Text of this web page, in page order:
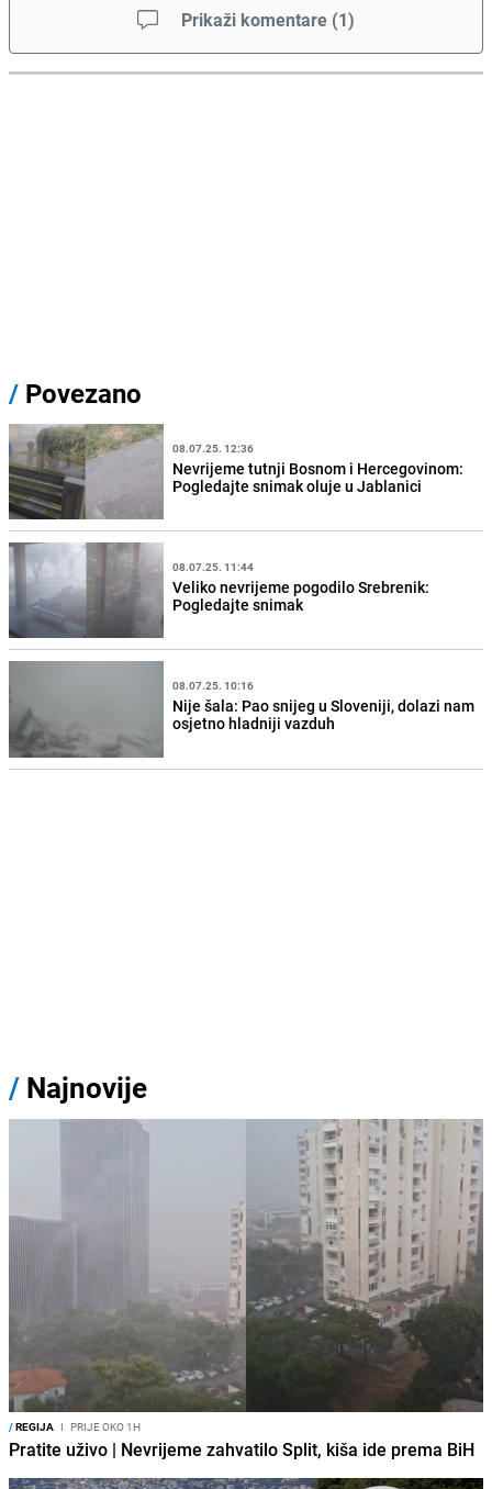
Prikaži komentare (1)
/ Povezano
08.07.25. 12:36
Nevrijeme tutnji Bosnom i Hercegovinom:
Pogledajte snimak oluje u Jablanici
08.07.25. 11:44
Veliko nevrijeme pogodilo Srebrenik:
Pogledajte snimak
08.07.25. 10:16
Nije šala: Pao snijeg u Sloveniji, dolazi nam
osjetno hladniji vazduh
/ Najnovije
/REGIJA I PRIJE OKO 1H
Pratite uživo | Nevrijeme zahvatilo Split, kiša ide prema BiH